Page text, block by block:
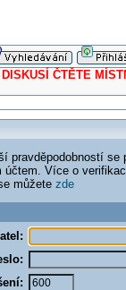
ČTĚTE
pravděpodobností se
účtem. Více o
můžete zde